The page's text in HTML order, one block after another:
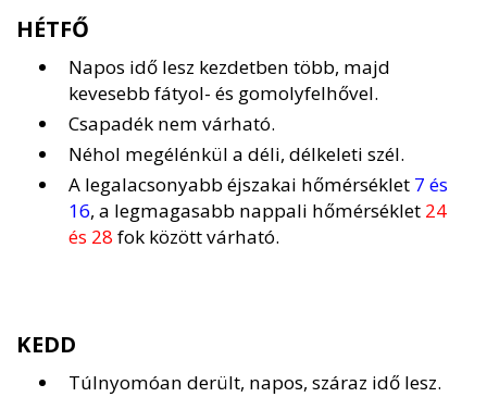
HÉTFŐ
Napos idő lesz kezdetben több, majd
kevesebb fátyol- és gomolyfelhővel.
Csapadék nem várható.
Néhol megélénkül a déli, délkeleti szél.
A legalacsonyabb éjszakai hőmérséklet 7 és
16, a legmagasabb nappali hőmérséklet 24
és 28 fok között várható.
KEDD
Túlnyomóan derült, napos, száraz idő lesz.